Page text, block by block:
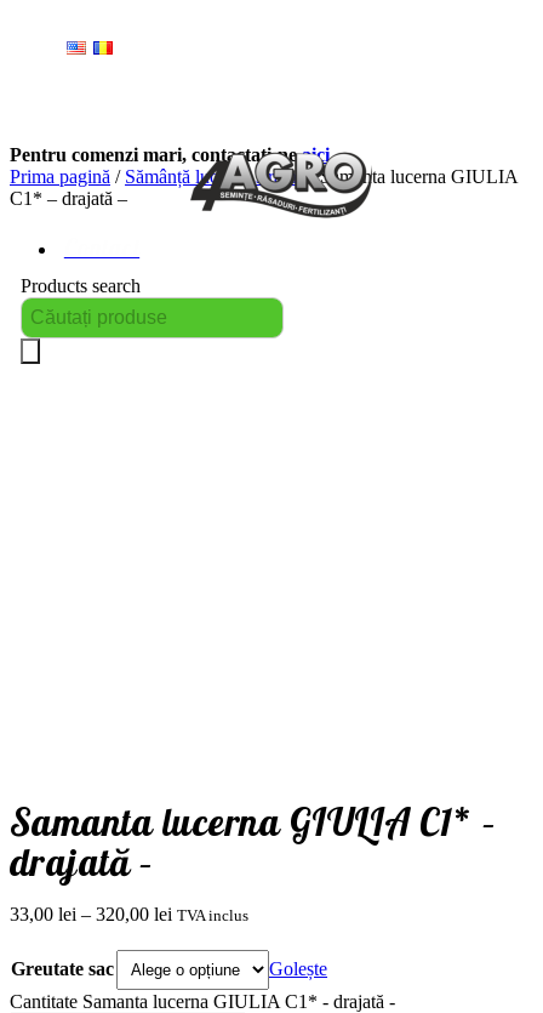
Products search
Pentru comenzi mari, contactați-neaici.
Prima pagină / Sămânță lucernă străină/ Samanta lucerna GIULIA
C1* – drajată –
Samanta lucerna GIULIA C1* –
drajată –
33,00 lei – 320,00 lei TVA inclus
Greutate sac
Golește
Cantitate Samanta lucerna GIULIA C1* - drajată -